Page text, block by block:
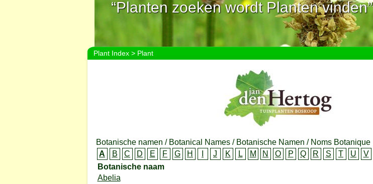
“Planten zoeken wordt Planten vinden”
Plant Index> Plant
Botanische namen / Botanical Names / Botanische Namen / Noms Botanique
A
B C D E F G H J K L M N O P Q R S T U V
Botanische naam
Abelia